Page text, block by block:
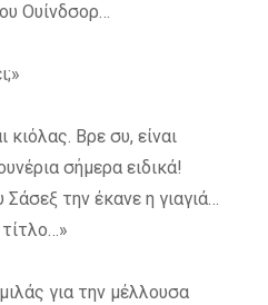
Ουίνδσορ…
κιόλας. Βρε συ, είναι
σήμερα ειδικά!
την έκανε η γιαγιά…
για την μέλλουσα